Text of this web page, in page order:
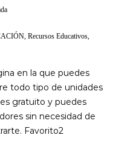
Recursos Educativos
en la que puedes
todo tipo de unidades
gratuito y puedes
sin necesidad de
Favorito2